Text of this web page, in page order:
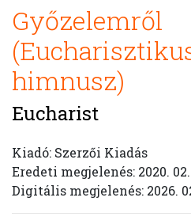
Győzelemről
himnusz)
Eucharist
Kiadó: Szerzői Kiadás
Eredeti megjelenés: 2020.
Digitális megjelenés: 2026.